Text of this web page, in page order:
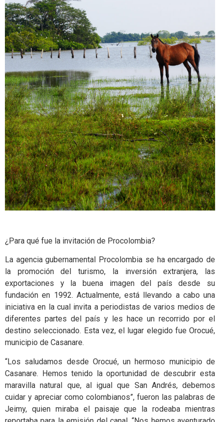
¿Para qué fue la invitación de Procolombia?
La agencia gubernamental Procolombia se ha encargado de
la promoción del turismo, la inversión extranjera, las
exportaciones y la buena imagen del país desde su
fundación en 1992. Actualmente, está llevando a cabo una
iniciativa en la cual invita a periodistas de varios medios de
diferentes partes del país y les hace un recorrido por el
destino seleccionado. Esta vez, el lugar elegido fue Orocué,
municipio de Casanare.
“Los saludamos desde Orocué, un hermoso municipio de
Casanare. Hemos tenido la oportunidad de descubrir esta
maravilla natural que, al igual que San Andrés, debemos
cuidar y apreciar como colombianos”, fueron las palabras de
Jeimy, quien miraba el paisaje que la rodeaba mientras